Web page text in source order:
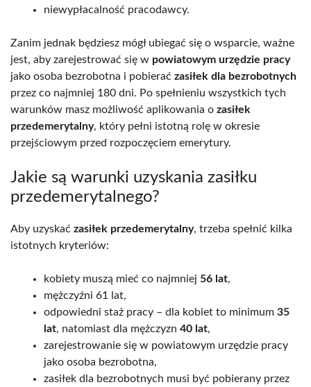
niewypłacalność pracodawcy.
Zanim jednak będziesz mógł ubiegać się o wsparcie, ważne
jest, aby zarejestrować się w powiatowym urzędzie pracy
jako osoba bezrobotna i pobierać zasiłek dla bezrobotnych
przez co najmniej 180 dni. Po spełnieniu wszystkich tych
warunków masz możliwość aplikowania o zasiłek
przedemerytalny, który pełni istotną rolę w okresie
przejściowym przed rozpoczęciem emerytury.
Jakie są warunki uzyskania zasiłku
przedemerytalnego?
Aby uzyskać zasiłek przedemerytalny, trzeba spełnić kilka
istotnych kryteriów:
kobiety muszą mieć co najmniej 56 lat,
mężczyźni 61 lat,
odpowiedni staż pracy – dla kobiet to minimum 35
lat, natomiast dla mężczyzn 40 lat,
zarejestrowanie się w powiatowym urzędzie pracy
jako osoba bezrobotna,
zasiłek dla bezrobotnych musi być pobierany przez